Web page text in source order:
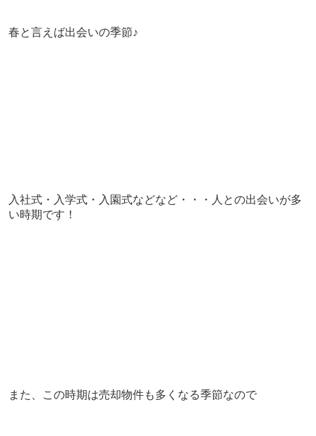
春と言えば出会いの季節♪
入社式・入学式・入園式などなど・・・人との出会いが多
い時期です！
また、この時期は売却物件も多くなる季節なので